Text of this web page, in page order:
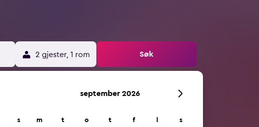
2 gjester, 1 rom Søk
s
september 2026
m t o t f s